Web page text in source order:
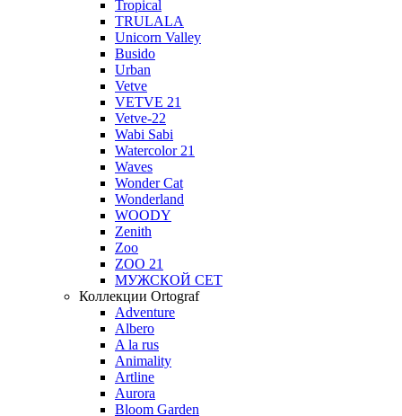
Tropical
TRULALA
Unicorn Valley
Busido
Urban
Vetve
VETVE 21
Vetve-22
Wabi Sabi
Watercolor 21
Waves
Wonder Cat
Wonderland
WOODY
Zenith
Zoo
ZOO 21
МУЖСКОЙ СЕТ
Коллекции Ortograf
Adventure
Albero
A la rus
Animality
Artline
Aurora
Bloom Garden